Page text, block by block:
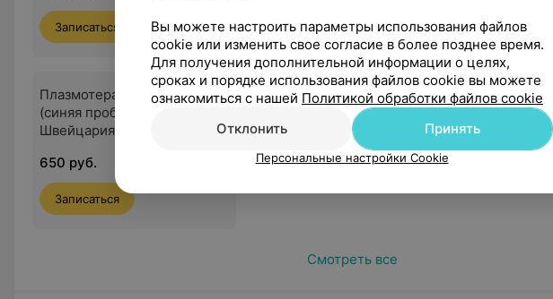
Записаться Записаться
Плазмотерапия REGENKIT
(синяя пробирка),
Швейцария (2 пробирки)
650 руб.
Записаться
Смотреть все
Вы можете настроить параметры использования файлов
cookie или изменить свое согласие в более позднее время.
Для получения дополнительной информации о целях,
сроках и порядке использования файлов cookie вы можете
ознакомиться с нашей Политикой обработки файлов cookie
Отклонить
Принять
Персональные настройки Cookie